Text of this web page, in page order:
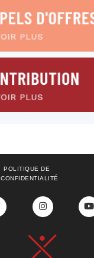
POLITIQUE DE
CONFIDENTIALITÉ